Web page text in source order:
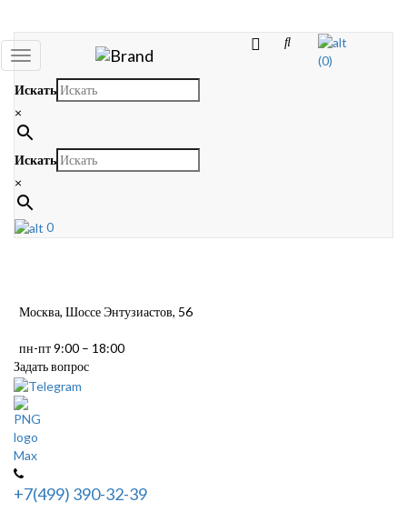
Toggle
navigation
(0)
Искать
×
Искать
×
0
Москва, Шоссе Энтузиастов, 56
пн-пт 9:00 – 18:00
Задать вопрос
+7(499) 390-32-39